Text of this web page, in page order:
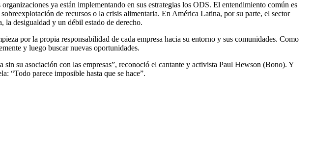
ya están implementando en sus estrategias los ODS. El entendimiento común es
de recursos o la crisis alimentaria. En América Latina, por su parte, el sector
la desigualdad y un débil estado de derecho.
por la propia responsabilidad de cada empresa hacia su entorno y sus comunidades. Como
y luego buscar nuevas oportunidades.
su asociación con las empresas”, reconoció el cantante y activista Paul Hewson (Bono). Y
“Todo parece imposible hasta que se hace”.